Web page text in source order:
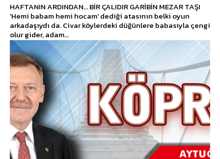
HAFTANIN ARDINDAN… BİR ÇALIDIR GARİBİN MEZAR TAŞI
'Hemi babam hemi hocam' dediği atasının belki oyun
arkadaşıydı da. Civar köylerdeki düğünlere babasıyla çengi
olur gider, adam...